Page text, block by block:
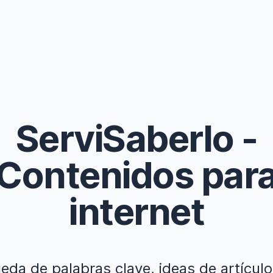
ServiSaberlo -
internet
de palabras clave, ideas de